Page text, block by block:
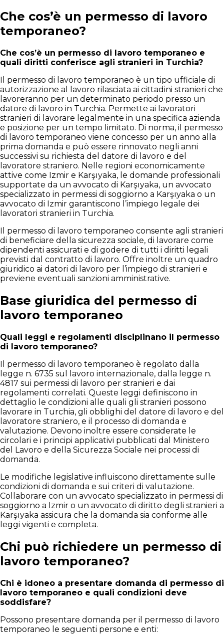
Che cos’è un permesso di lavoro
temporaneo?
Che cos’è un permesso di lavoro temporaneo e
quali diritti conferisce agli stranieri in Turchia?
Il permesso di lavoro temporaneo è un tipo ufficiale di
autorizzazione al lavoro rilasciata ai cittadini stranieri che
lavoreranno per un determinato periodo presso un
datore di lavoro in Turchia. Permette ai lavoratori
stranieri di lavorare legalmente in una specifica azienda
e posizione per un tempo limitato. Di norma, il permesso
di lavoro temporaneo viene concesso per un anno alla
prima domanda e può essere rinnovato negli anni
successivi su richiesta del datore di lavoro e del
lavoratore straniero. Nelle regioni economicamente
attive come Izmir e Karşıyaka, le domande professionali
supportate da un avvocato di Karşıyaka, un avvocato
specializzato in permessi di soggiorno a Karşıyaka o un
avvocato di Izmir garantiscono l’impiego legale dei
lavoratori stranieri in Turchia.
Il permesso di lavoro temporaneo consente agli stranieri
di beneficiare della sicurezza sociale, di lavorare come
dipendenti assicurati e di godere di tutti i diritti legali
previsti dal contratto di lavoro. Offre inoltre un quadro
giuridico ai datori di lavoro per l’impiego di stranieri e
previene eventuali sanzioni amministrative.
Base giuridica del permesso di
lavoro temporaneo
Quali leggi e regolamenti disciplinano il permesso
di lavoro temporaneo?
Il permesso di lavoro temporaneo è regolato dalla
legge n. 6735 sul lavoro internazionale, dalla legge n.
4817 sui permessi di lavoro per stranieri e dai
regolamenti correlati. Queste leggi definiscono in
dettaglio le condizioni alle quali gli stranieri possono
lavorare in Turchia, gli obblighi del datore di lavoro e del
lavoratore straniero, e il processo di domanda e
valutazione. Devono inoltre essere considerate le
circolari e i principi applicativi pubblicati dal Ministero
del Lavoro e della Sicurezza Sociale nei processi di
domanda.
Le modifiche legislative influiscono direttamente sulle
condizioni di domanda e sui criteri di valutazione.
Collaborare con un avvocato specializzato in permessi di
soggiorno a Izmir o un avvocato di diritto degli stranieri a
Karşıyaka assicura che la domanda sia conforme alle
leggi vigenti e completa.
Chi può richiedere un permesso di
lavoro temporaneo?
Chi è idoneo a presentare domanda di permesso di
lavoro temporaneo e quali condizioni deve
soddisfare?
Possono presentare domanda per il permesso di lavoro
temporaneo le seguenti persone e enti: